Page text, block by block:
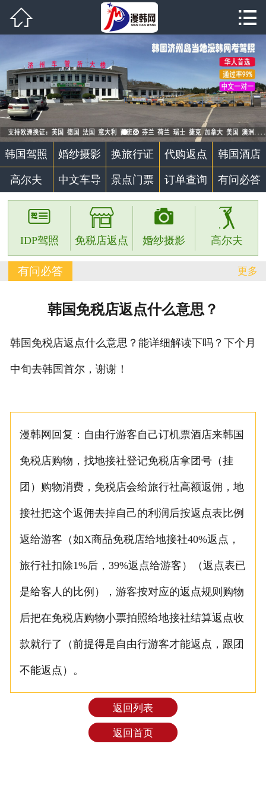
韩国驾照
代购返点
韩国酒店
高尔夫
景点门票
个性定制
有问必答
联系我们


韩国驾照 婚纱摄影 换旅行证 代购返点 韩国酒店
高尔夫 中文车导 景点门票 订单查询 有问必答

IDP驾照

免税店返点

婚纱摄影

高尔夫
更多
有问必答
韩国免税店返点什么意思？
韩国免税店返点什么意思？能详细解读下吗？下个月
中旬去韩国首尔，谢谢！
漫韩网回复：自由行游客自己订机票酒店来韩国
免税店购物，找地接社登记免税店拿团号（挂
团）购物消费，免税店会给旅行社高额返佣，地
接社把这个返佣去掉自己的利润后按返点表比例
返给游客（如X商品免税店给地接社40%返点，
旅行社扣除1%后，39%返点给游客）（返点表已
是给客人的比例），游客按对应的返点规则购物
后把在免税店购物小票拍照给地接社结算返点收
款就行了（前提得是自由行游客才能返点，跟团
不能返点）。
返回列表
返回首页